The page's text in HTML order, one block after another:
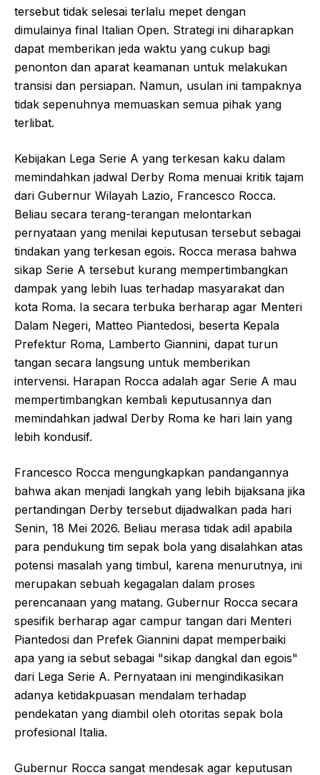
tersebut tidak selesai terlalu mepet dengan
dimulainya final Italian Open. Strategi ini diharapkan
dapat memberikan jeda waktu yang cukup bagi
penonton dan aparat keamanan untuk melakukan
transisi dan persiapan. Namun, usulan ini tampaknya
tidak sepenuhnya memuaskan semua pihak yang
terlibat.
Kebijakan Lega Serie A yang terkesan kaku dalam
memindahkan jadwal Derby Roma menuai kritik tajam
dari Gubernur Wilayah Lazio, Francesco Rocca.
Beliau secara terang-terangan melontarkan
pernyataan yang menilai keputusan tersebut sebagai
tindakan yang terkesan egois. Rocca merasa bahwa
sikap Serie A tersebut kurang mempertimbangkan
dampak yang lebih luas terhadap masyarakat dan
kota Roma. Ia secara terbuka berharap agar Menteri
Dalam Negeri, Matteo Piantedosi, beserta Kepala
Prefektur Roma, Lamberto Giannini, dapat turun
tangan secara langsung untuk memberikan
intervensi. Harapan Rocca adalah agar Serie A mau
mempertimbangkan kembali keputusannya dan
memindahkan jadwal Derby Roma ke hari lain yang
lebih kondusif.
Francesco Rocca mengungkapkan pandangannya
bahwa akan menjadi langkah yang lebih bijaksana jika
pertandingan Derby tersebut dijadwalkan pada hari
Senin, 18 Mei 2026. Beliau merasa tidak adil apabila
para pendukung tim sepak bola yang disalahkan atas
potensi masalah yang timbul, karena menurutnya, ini
merupakan sebuah kegagalan dalam proses
perencanaan yang matang. Gubernur Rocca secara
spesifik berharap agar campur tangan dari Menteri
Piantedosi dan Prefek Giannini dapat memperbaiki
apa yang ia sebut sebagai "sikap dangkal dan egois"
dari Lega Serie A. Pernyataan ini mengindikasikan
adanya ketidakpuasan mendalam terhadap
pendekatan yang diambil oleh otoritas sepak bola
profesional Italia.
Gubernur Rocca sangat mendesak agar keputusan